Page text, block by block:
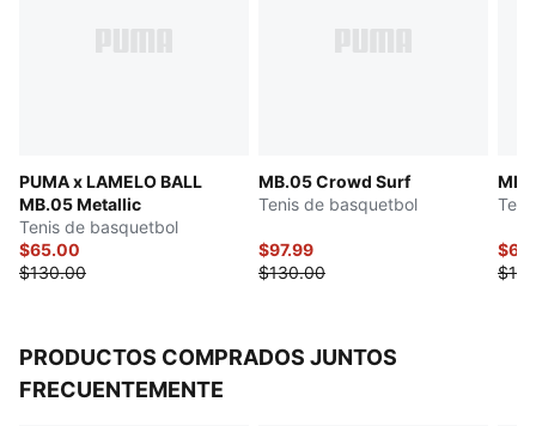
PUMA x LAMELO BALL
MB.05 Metallic
Tenis de basquetbol
$65.00
$130.00
MB.05 Crowd Surf
Tenis de basquetbol
$97.99
$130.00
PRODUCTOS COMPRADOS JUNTOS
FRECUENTEMENTE